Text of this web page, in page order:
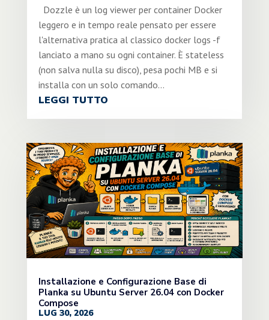
Dozzle è un log viewer per container Docker
leggero e in tempo reale pensato per essere
l'alternativa pratica al classico docker logs -f
lanciato a mano su ogni container. È stateless
(non salva nulla su disco), pesa pochi MB e si
installa con un solo comando...
LEGGI TUTTO
Installazione e Configurazione Base di
Planka su Ubuntu Server 26.04 con Docker
Compose
LUG 30, 2026